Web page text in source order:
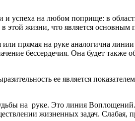
на любом поприще: в
этой жизни, что является
прямая на руке аналогична
бессердечия. Она будет также
ее является
на руке. Это линия Воплощений.
жизненных задач. Слабая,